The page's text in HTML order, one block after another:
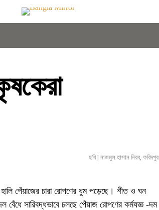
ছবি | নাজমুল হাসান নিরব, ফরিদপুর
পেঁয়াজের চারা রোপণের ধুম পড়েছে। শীত ও ঘন
সারিবদ্ধভাবে চলছে পেঁয়াজ রোপণের কর্মযজ্ঞ -দম